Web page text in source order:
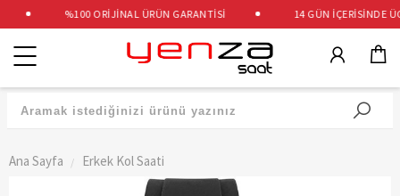
%100 ORİJİNAL ÜRÜN GARANTİSİ 14 GÜN İÇERİSİNDE
Kategoriler
Ana Sayfa Erkek Kol Saati